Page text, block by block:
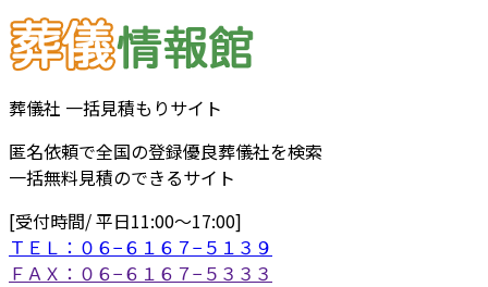
葬儀社 一括見積もりサイト
匿名依頼で全国の登録優良葬儀社を検索
一括無料見積のできるサイト
[受付時間/ 平日11:00〜17:00]
ＴＥＬ：０６−６１６７−５１３９
ＦＡＸ：０６−６１６７−５３３３